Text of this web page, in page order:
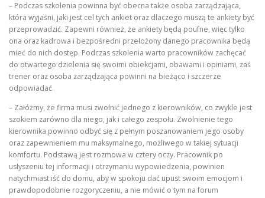
– Podczas szkolenia powinna być obecna także osoba zarządzająca,
która wyjaśni, jaki jest cel tych ankiet oraz dlaczego muszą te ankiety być
przeprowadzić. Zapewni również, że ankiety będą poufne, więc tylko
ona oraz kadrowa i bezpośredni przełożony danego pracownika będą
mieć do nich dostęp. Podczas szkolenia warto pracowników zachęcać
do otwartego dzielenia się swoimi obiekcjami, obawami i opiniami, zaś
trener oraz osoba zarządzająca powinni na bieżąco i szczerze
odpowiadać.
– Załóżmy, że firma musi zwolnić jednego z kierowników, co zwykle jest
szokiem zarówno dla niego, jak i całego zespołu. Zwolnienie tego
kierownika powinno odbyć się z pełnym poszanowaniem jego osoby
oraz zapewnieniem mu maksymalnego, możliwego w takiej sytuacji
komfortu. Podstawą jest rozmowa w cztery oczy. Pracownik po
usłyszeniu tej informacji i otrzymaniu wypowiedzenia, powinien
natychmiast iść do domu, aby w spokoju dać upust swoim emocjom i
prawdopodobnie rozgoryczeniu, a nie mówić o tym na forum